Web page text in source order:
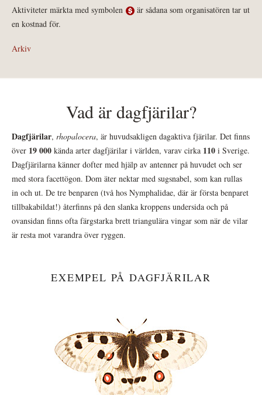
Aktiviteter märkta med symbolen
är sådana som organisatören tar ut
en kostnad för.
Arkiv
Vad är dagfjärilar?
Dagfjärilar, rhopalocera, är huvudsakligen dagaktiva fjärilar. Det finns
över 19 000 kända arter dagfjärilar i världen, varav cirka 110 i Sverige.
Dagfjärilarna känner dofter med hjälp av antenner på huvudet och ser
med stora facettögon. Dom äter nektar med sugsnabel, som kan rullas
in och ut. De tre benparen (två hos Nymphalidae, där är första benparet
tillbakabildat!) återfinns på den slanka kroppens undersida och på
ovansidan finns ofta färgstarka brett triangulära vingar som när de vilar
är resta mot varandra över ryggen.
EXEMPEL PÅ DAGFJÄRILAR